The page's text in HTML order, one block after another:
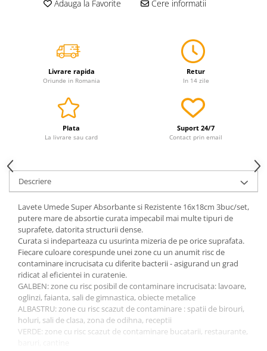
Adauga la Favorite Cere informatii
Livrare rapida
Oriunde in Romania
Retur
In 14 zile
Plata
La livrare sau card
Suport 24/7
Contact prin email
Descriere
Lavete Umede Super Absorbante si Rezistente 16x18cm 3buc/set,
putere mare de absortie curata impecabil mai multe tipuri de
suprafete, datorita structurii dense.
Curata si indeparteaza cu usurinta mizeria de pe orice suprafata.
Fiecare culoare corespunde unei zone cu un anumit risc de
contaminare incrucisata cu diferite bacterii - asigurand un grad
ridicat al eficientei in curatenie.
GALBEN: zone cu risc posibil de contaminare incrucisata: lavoare,
oglinzi, faianta, sali de gimnastica, obiecte metalice
ALBASTRU: zone cu risc scazut de contaminare : spatii de birouri,
holuri, sali de clasa, zona de odihna, receptii
VERDE: zone cu risc scazut de contaminare bucatarii, restaurante,